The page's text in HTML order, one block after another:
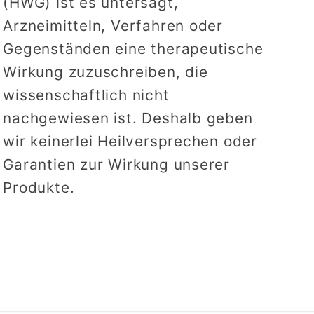
Arzneimitteln, Verfahren oder
Gegenständen eine therapeutische
Wirkung zuzuschreiben, die
wissenschaftlich nicht
nachgewiesen ist. Deshalb geben
wir keinerlei Heilversprechen oder
Garantien zur Wirkung unserer
Produkte.